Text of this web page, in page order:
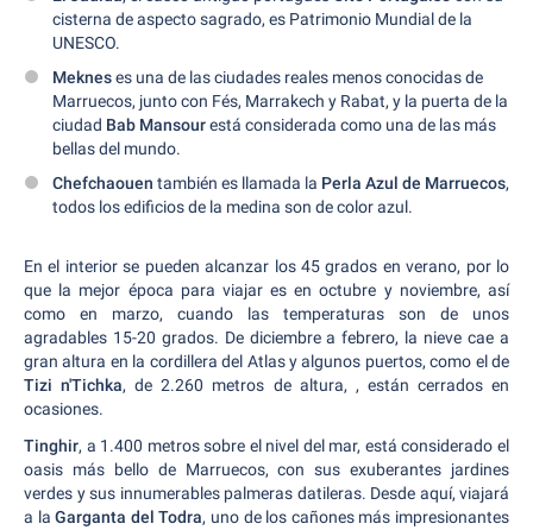
cisterna de aspecto sagrado, es Patrimonio Mundial de la
UNESCO.
Mekneses una de las ciudades reales menos conocidas de
Marruecos, junto con Fés, Marrakech y Rabat, y la puerta de la
ciudad Bab Mansourestá considerada como una de las más
bellas del mundo.
Chefchaouen también es llamada la Perla Azul de Marruecos,
todos los edificios de la medina son de color azul.
En el interior se pueden alcanzar los 45 grados en verano, por lo
que la mejor época para viajar es en octubre y noviembre, así
como en marzo, cuando las temperaturas son de unos
agradables 15-20 grados. De diciembre a febrero, la nieve cae a
gran altura en la cordillera del Atlas y algunos puertos, como el de
Tizi n'Tichka, de 2.260 metros de altura, , están cerrados en
ocasiones.
Tinghir, a 1.400 metros sobre el nivel del mar, está considerado el
oasis más bello de Marruecos, con sus exuberantes jardines
verdes y sus innumerables palmeras datileras. Desde aquí, viajará
a laGarganta del Todra, uno de los cañones más impresionantes